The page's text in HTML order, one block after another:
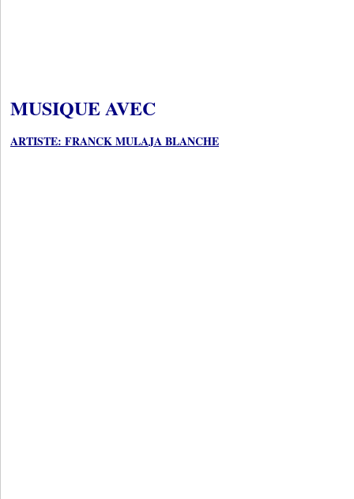
MUSIQUE AVEC
ARTISTE: FRANCK MULAJA BLANCHE